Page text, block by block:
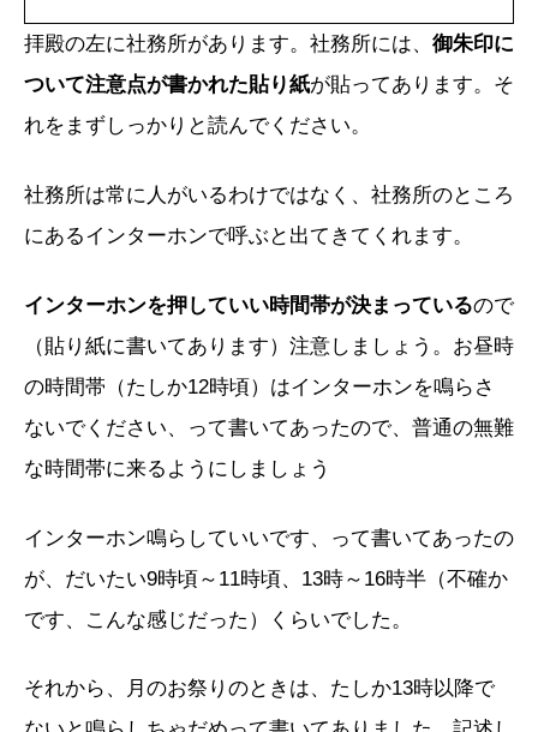
拝殿の左に社務所があります。社務所には、 御朱印に
ついて注意点が書かれた貼り紙が貼ってあります。そ
れをまずしっかりと読んでください。
社務所は常に人がいるわけではなく、社務所のところ
にあるインターホンで呼ぶと出てきてくれます。
インターホンを押していい時間帯が決まっているので
（貼り紙に書いてあります）注意しましょう。お昼時
の時間帯（たしか12時頃）はインターホンを鳴らさ
ないでください、って書いてあったので、普通の無難
な時間帯に来るようにしましょう
インターホン鳴らしていいです、って書いてあったの
が、だいたい9時頃～11時頃、13時～16時半（不確か
です、こんな感じだった）くらいでした。
それから、月のお祭りのときは、たしか13時以降で